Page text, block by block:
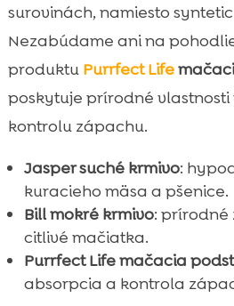
surovinách, namiesto
Nezabúdame ani na
produktu Purrfect Life
poskytuje prírodné
kontrolu zápachu.
Jasper suché krmivo:
kuracieho mäsa a pšenice.
Bill mokré krmivo: prírodné
citlivé mačiatka.
Purrfect Life mačacia
absorpcia a kontrola